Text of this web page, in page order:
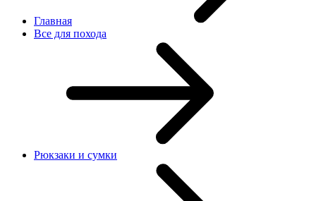
Главная
Все для похода
Рюкзаки и сумки